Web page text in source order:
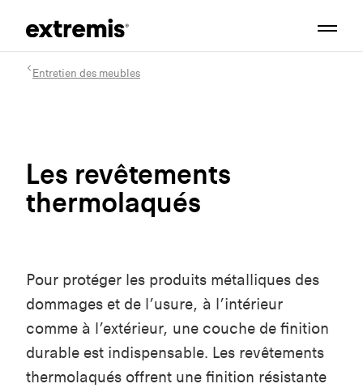
Entretien des meubles
Les revêtements
thermolaqués
Pour protéger les produits métalliques des
dommages et de l’usure, à l’intérieur
comme à l’extérieur, une couche de finition
durable est indispensable. Les revêtements
thermolaqués offrent une finition résistante